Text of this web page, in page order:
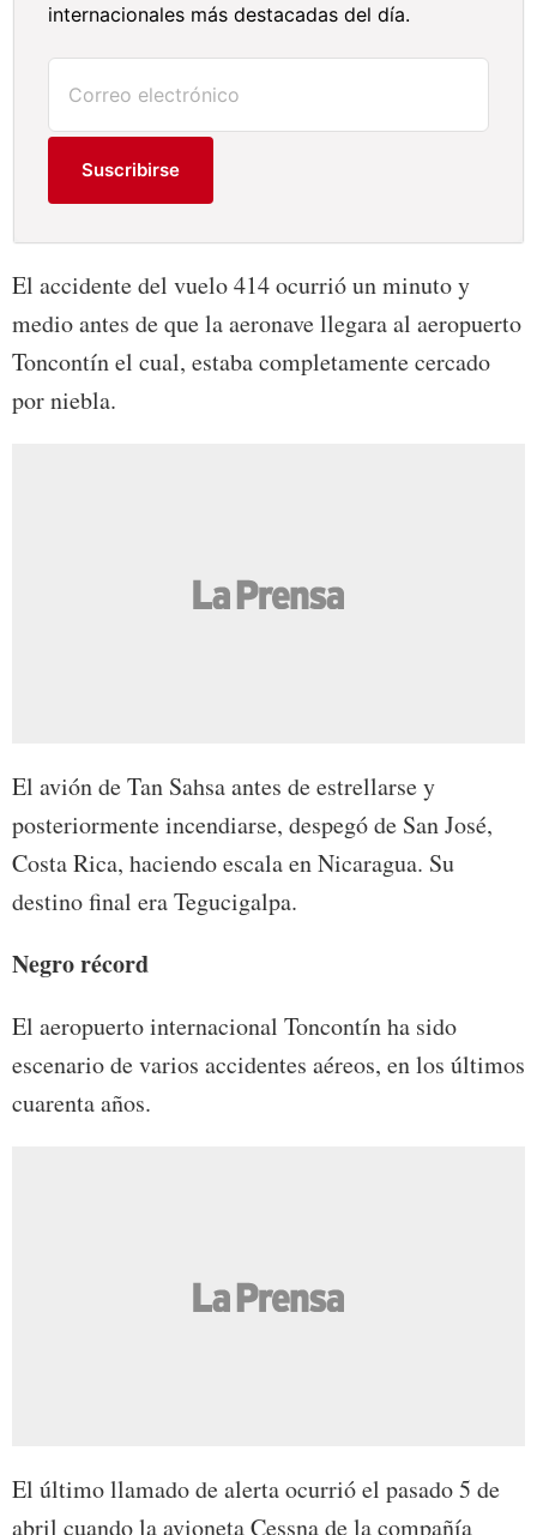
internacionales más destacadas del día.
Suscribirse
El accidente del vuelo 414 ocurrió un minuto y
medio antes de que la aeronave llegara al aeropuerto
Toncontín el cual, estaba completamente cercado
por niebla.
El avión de Tan Sahsa antes de estrellarse y
posteriormente incendiarse, despegó de San José,
Costa Rica, haciendo escala en Nicaragua. Su
destino final era Tegucigalpa.
Negro récord
El aeropuerto internacional Toncontín ha sido
escenario de varios accidentes aéreos, en los últimos
cuarenta años.
El último llamado de alerta ocurrió el pasado 5 de
abril cuando la avioneta Cessna de la compañía